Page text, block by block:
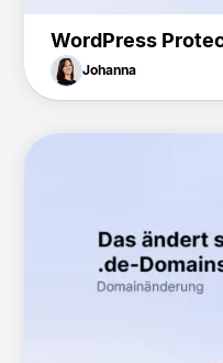
WordPress
Johanna